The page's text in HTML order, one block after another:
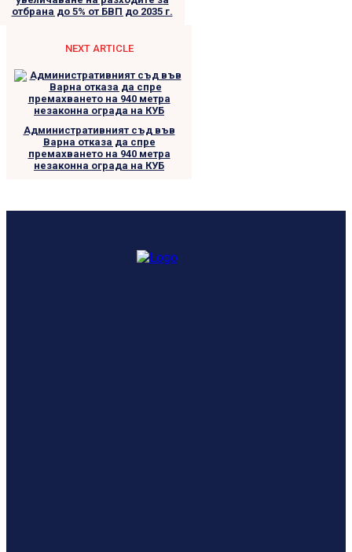
отбрана до 5% от БВП до 2035 г.
NEXT ARTICLE
Административният съд във
Варна отказа да спре
премахването на 940 метра
незаконна ограда на КУБ